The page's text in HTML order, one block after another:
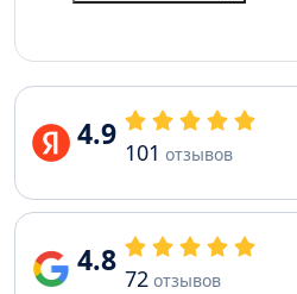
4.9 101 отзывов
4.8 72 отзывов